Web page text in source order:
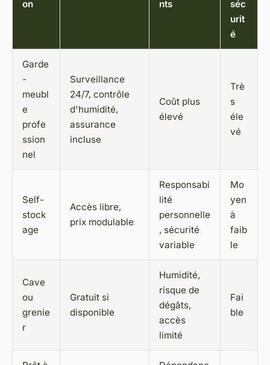
on
nts
séc
urit
é
Garde
-
meubl
e
profe
ssion
nel
Surveillance
24/7, contrôle
d'humidité,
assurance
incluse
Coût plus
élevé
Trè
s
éle
vé
Self-
stock
age
Accès libre,
prix modulable
Responsabi
lité
personnelle
, sécurité
variable
Mo
yen
à
faib
le
Cave
ou
grenie
r
Gratuit si
disponible
Humidité,
risque de
dégâts,
accès
limité
Fai
ble